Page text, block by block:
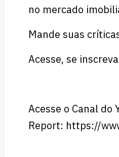
no mercado
Mande suas
Acesse, se
Acesse o Canal do
Report: https://